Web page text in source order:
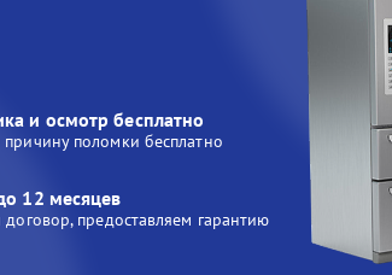
и осмотр бесплатно
поломки бесплатно
12 месяцев
договор, предоставляем гарантию